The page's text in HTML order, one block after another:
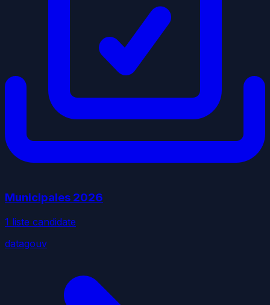
Municipales 2026
1 liste candidate
datagouv